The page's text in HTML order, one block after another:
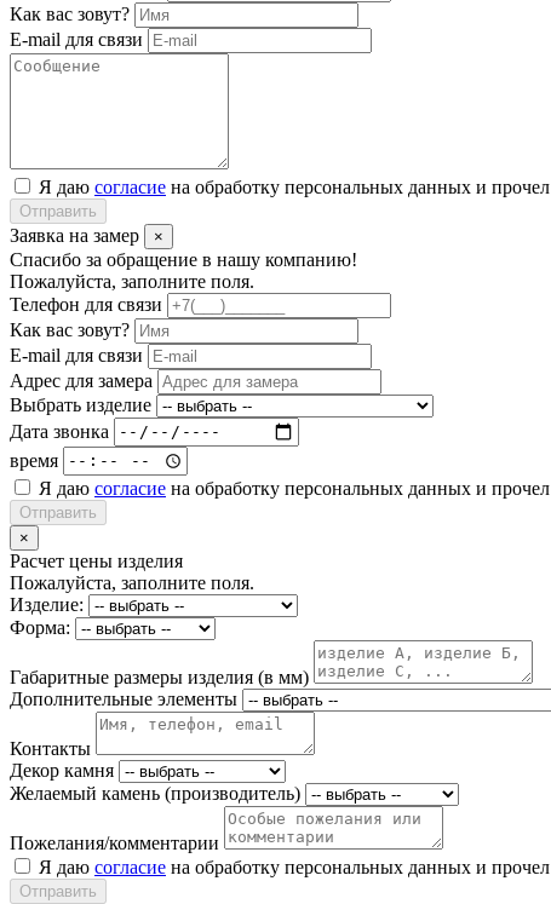
Как вас зовут?
E-mail для связи
Я даю согласие на обработку персональных данных и прочел
Отправить
Заявка на замер ×
Спасибо за обращение в нашу компанию!
Пожалуйста, заполните поля.
Телефон для связи
Как вас зовут?
E-mail для связи
Адрес для замера
Выбрать изделие
Дата звонка
время
Я даю согласие на обработку персональных данных и прочел
Отправить
×
Расчет цены изделия
Пожалуйста, заполните поля.
Изделие:
Форма:
Габаритные размеры изделия (в мм)
Дополнительные элементы
Контакты
Декор камня
Желаемый камень (производитель)
Пожелания/комментарии
Я даю согласие на обработку персональных данных и прочел
Отправить